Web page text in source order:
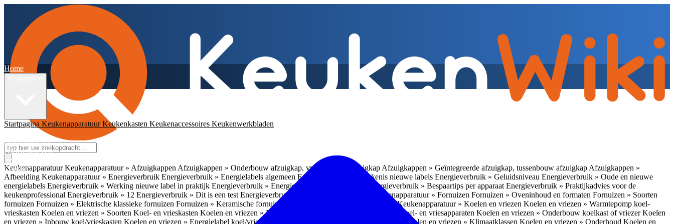
KeukenapparatuurKeukenapparatuur » Afzuigkappen Afzuigkappen » Onderbouw afzuigkap, vrijhangende afzuigkap Afzuigkappen » Geïntegreerde afzuigkap, tussenbouw afzuigkap Afzuigkappen »
Afbeelding Keukenapparatuur » Energieverbruik Energieverbruik » Energielabels algemeen Energieverbruik » Betekenis nieuwe labels Energieverbruik » Geluidsniveau Energieverbruik » Oude en nieuwe
energielabels Energieverbruik » Werking nieuwe label in praktijk Energieverbruik » Energieverbruik in de praktijk Energieverbruik » Bespaartips per apparaat Energieverbruik » Praktijkadvies voor de
keukenprofessional Energieverbruik » 12 Energieverbruik » Dit is een test Energieverbruik » 1 Keukenapparatuur » Fornuizen Fornuizen » Oveninhoud en formaten Fornuizen » Soorten
fornuizen Fornuizen » Elektrische klassieke fornuizen Fornuizen » Keramische fornuizen Keukenapparatuur » InbouwladesKeukenapparatuur » Koelen en vriezen Koelen en vriezen » Warmtepomp koel-
vrieskasten Koelen en vriezen » Soorten Koel- en vrieskasten Koelen en vriezen » Nismaten Koelen en vriezen » Vrijstaande koel- en vriesapparaten Koelen en vriezen » Onderbouw koelkast of vriezerKoelen
en vriezen » Inbouw koel/vrieskasten Koelen en vriezen » Energielabel koel/vrieskasten Koelen en vriezen » Klimaatklassen Koelen en vriezen » Onderhoud Koelen en
Home
Startpagina KeukenapparatuurKeukenkasten Keukenaccessoires Keukenwerkbladen
Ambassadeurs
Nieuwsbrieven
Veelgestelde vragen
Contact